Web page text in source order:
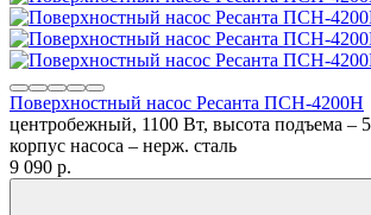
Поверхностный насос Ресанта ПСН-4200Н
центробежный, 1100 Вт, высота подъема –
корпус насоса – нерж. сталь
9 090 p.